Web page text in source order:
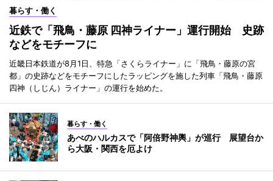
暮らす・働く
近鉄で「飛鳥・藤原 四神ライナー」運行開始 史跡
などをモチーフに
近畿日本鉄道が8月1日、特急「さくらライナー」に「飛鳥・藤原の宮
都」の史跡などをモチーフにしたラッピングを施した列車「飛鳥・藤原
四神（しじん）ライナー」の運行を始めた。
暮らす・働く
あべのハルカスで「阿倍野神輿」が巡行 展望台か
ら大阪・関西を厄よけ